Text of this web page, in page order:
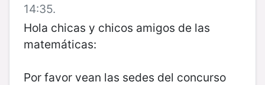
14:35.
Hola chicas y chicos amigos de las
matemáticas:
Por favor vean las sedes del concurso